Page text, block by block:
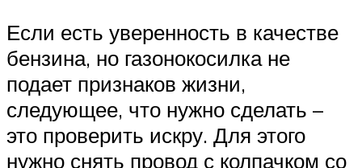
Если есть уверенность в качестве
бензина, но газонокосилка не
подает признаков жизни,
следующее, что нужно сделать –
это проверить искру. Для этого
нужно снять провод с колпачком со